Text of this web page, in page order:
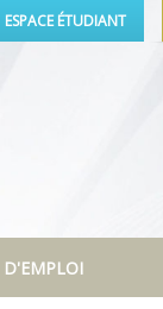
ESPACE ÉTUDIANT
D'EMPLOI